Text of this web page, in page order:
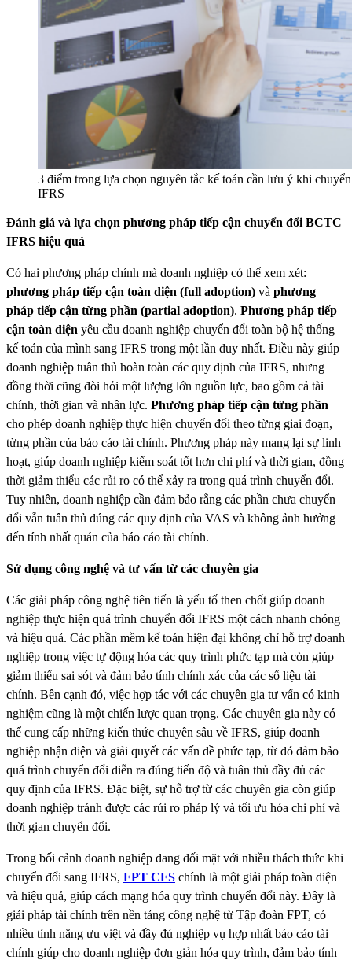
3 điểm trong lựa chọn nguyên tắc kế toán cần lưu ý khi
IFRS
Đánh giá và lựa chọn phương pháp tiếp cận chuyển đổi BCTC
IFRS hiệu quả
Có hai phương pháp chính mà doanh nghiệp có thể xem xét:
phương pháp tiếp cận toàn diện (full adoption) và phương
pháp tiếp cận từng phần (partial adoption). Phương pháp tiếp
cận toàn diện yêu cầu doanh nghiệp chuyển đổi toàn bộ hệ thống
kế toán của mình sang IFRS trong một lần duy nhất. Điều này giúp
doanh nghiệp tuân thủ hoàn toàn các quy định của IFRS, nhưng
đồng thời cũng đòi hỏi một lượng lớn nguồn lực, bao gồm cả tài
chính, thời gian và nhân lực. Phương pháp tiếp cận từng phần
cho phép doanh nghiệp thực hiện chuyển đổi theo từng giai đoạn,
từng phần của báo cáo tài chính. Phương pháp này mang lại sự linh
hoạt, giúp doanh nghiệp kiểm soát tốt hơn chi phí và thời gian, đồng
thời giảm thiểu các rủi ro có thể xảy ra trong quá trình chuyển đổi.
Tuy nhiên, doanh nghiệp cần đảm bảo rằng các phần chưa chuyển
đổi vẫn tuân thủ đúng các quy định của VAS và không ảnh hưởng
đến tính nhất quán của báo cáo tài chính.
Sử dụng công nghệ và tư vấn từ các chuyên gia
Các giải pháp công nghệ tiên tiến là yếu tố then chốt giúp doanh
nghiệp thực hiện quá trình chuyển đổi IFRS một cách nhanh chóng
và hiệu quả. Các phần mềm kế toán hiện đại không chỉ hỗ trợ doanh
nghiệp trong việc tự động hóa các quy trình phức tạp mà còn giúp
giảm thiểu sai sót và đảm bảo tính chính xác của các số liệu tài
chính. Bên cạnh đó, việc hợp tác với các chuyên gia tư vấn có kinh
nghiệm cũng là một chiến lược quan trọng. Các chuyên gia này có
thể cung cấp những kiến thức chuyên sâu về IFRS, giúp doanh
nghiệp nhận diện và giải quyết các vấn đề phức tạp, từ đó đảm bảo
quá trình chuyển đổi diễn ra đúng tiến độ và tuân thủ đầy đủ các
quy định của IFRS. Đặc biệt, sự hỗ trợ từ các chuyên gia còn giúp
doanh nghiệp tránh được các rủi ro pháp lý và tối ưu hóa chi phí và
thời gian chuyển đổi.
Trong bối cảnh doanh nghiệp đang đối mặt với nhiều thách thức khi
chuyển đổi sang IFRS, FPT CFS chính là một giải pháp toàn diện
và hiệu quả, giúp cách mạng hóa quy trình chuyển đổi này. Đây là
giải pháp tài chính trên nền tảng công nghệ từ Tập đoàn FPT, có
nhiều tính năng ưu việt và đầy đủ nghiệp vụ hợp nhất báo cáo tài
chính giúp cho doanh nghiệp đơn giản hóa quy trình, đảm bảo tính